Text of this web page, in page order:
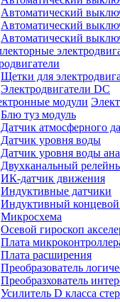
Автоматический
Автоматический
Автоматический
Щетки для
Электродвигатели DC
Блю туз модуль
Датчик атмосферного
Датчик уровня воды
Датчик уровня воды
Двухканальный
ИК-датчик движения
Индуктивные датчики
Индуктивный концевой
Микросхема
Осевой гироскоп
Плата
Плата расширения
Преобразователь
Преобразхователь
Усилитель D класса